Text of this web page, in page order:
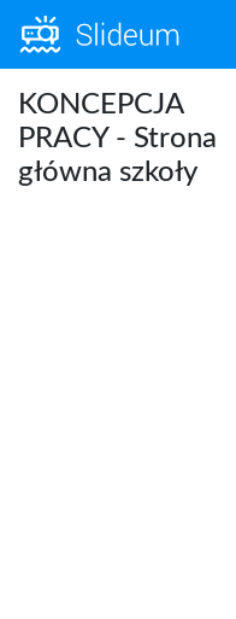
KONCEPCJA
PRACY - Strona
główna szkoły